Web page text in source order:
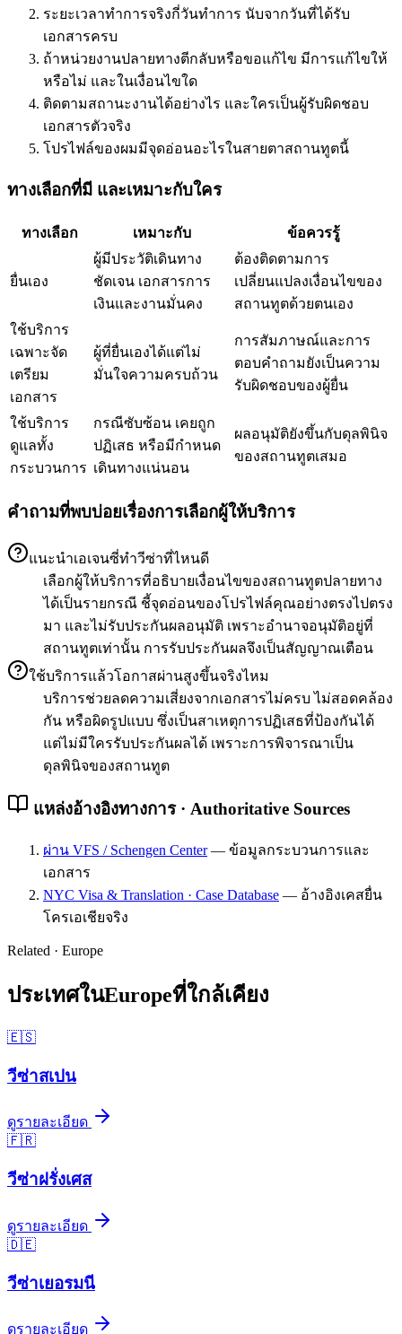
ระยะเวลาทำการจริงกี่วันทำการ นับจากวันที่ได้รับ
เอกสารครบ
ถ้าหน่วยงานปลายทางตีกลับหรือขอแก้ไข มีการแก้ไขให้
หรือไม่ และในเงื่อนไขใด
ติดตามสถานะงานได้อย่างไร และใครเป็นผู้รับผิดชอบ
เอกสารตัวจริง
โปรไฟล์ของผมมีจุดอ่อนอะไรในสายตาสถานทูตนี้
ทางเลือกที่มี และเหมาะกับใคร
ทางเลือก เหมาะกับ ข้อควรรู้
ยื่นเอง
ผู้มีประวัติเดินทาง
ชัดเจน เอกสารการ
เงินและงานมั่นคง
ต้องติดตามการ
เปลี่ยนแปลงเงื่อนไขของ
สถานทูตด้วยตนเอง
ใช้บริการ
เฉพาะจัด
เตรียม
เอกสาร
ผู้ที่ยื่นเองได้แต่ไม่
มั่นใจความครบถ้วน
การสัมภาษณ์และการ
ตอบคำถามยังเป็นความ
รับผิดชอบของผู้ยื่น
ใช้บริการ
ดูแลทั้ง
กระบวนการ
กรณีซับซ้อน เคยถูก
ปฏิเสธ หรือมีกำหนด
เดินทางแน่นอน
ผลอนุมัติยังขึ้นกับดุลพินิจ
ของสถานทูตเสมอ
คำถามที่พบบ่อยเรื่องการเลือกผู้ให้บริการ
แนะนำเอเจนซี่ทำวีซ่าที่ไหนดี
เลือกผู้ให้บริการที่อธิบายเงื่อนไขของสถานทูตปลายทาง
ได้เป็นรายกรณี ชี้จุดอ่อนของโปรไฟล์คุณอย่างตรงไปตรง
มา และไม่รับประกันผลอนุมัติ เพราะอำนาจอนุมัติอยู่ที่
สถานทูตเท่านั้น การรับประกันผลจึงเป็นสัญญาณเตือน
ใช้บริการแล้วโอกาสผ่านสูงขึ้นจริงไหม
บริการช่วยลดความเสี่ยงจากเอกสารไม่ครบ ไม่สอดคล้อง
กัน หรือผิดรูปแบบ ซึ่งเป็นสาเหตุการปฏิเสธที่ป้องกันได้
แต่ไม่มีใครรับประกันผลได้ เพราะการพิจารณาเป็น
ดุลพินิจของสถานทูต
แหล่งอ้างอิงทางการ · Authoritative Sources
ผ่าน VFS / Schengen Center— ข้อมูลกระบวนการและ
เอกสาร
NYC Visa & Translation · Case Database — อ้างอิงเคสยื่น
โครเอเชียจริง
Related · Europe
ประเทศในEuropeที่ใกล้เคียง
🇪🇸
วีซ่าสเปน
ดูรายละเอียด
🇫🇷
วีซ่าฝรั่งเศส
ดูรายละเอียด
🇩🇪
วีซ่าเยอรมนี
ดูรายละเอียด